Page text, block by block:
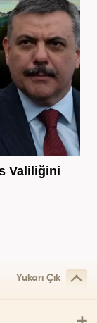
Valiliğini
Yukarı Çık